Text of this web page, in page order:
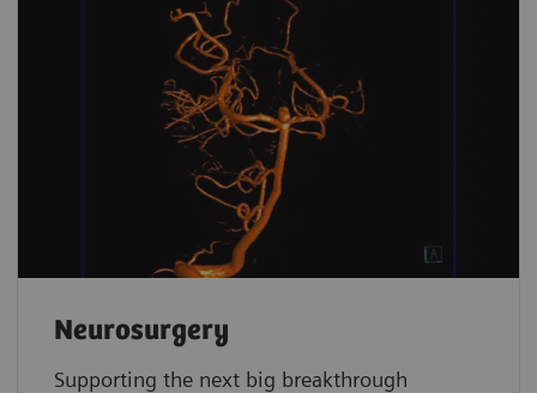
Neurosurgery
Supporting the next big breakthrough